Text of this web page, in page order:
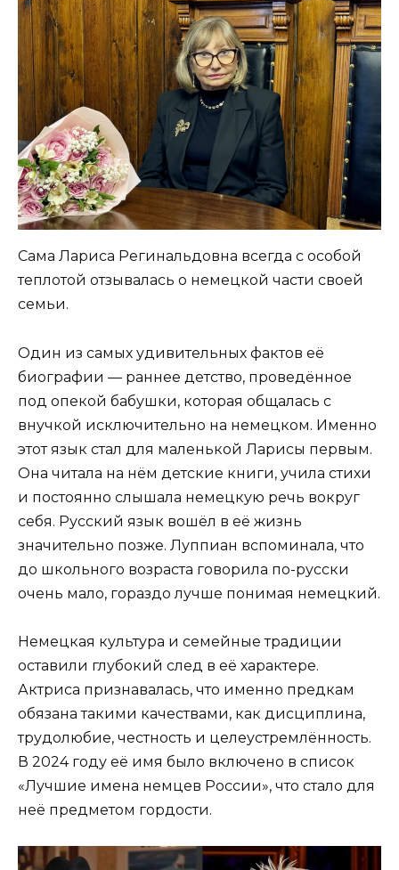
Сама Лариса Регинальдовна всегда с особой
теплотой отзывалась о немецкой части своей
семьи.
Один из самых удивительных фактов её
биографии — раннее детство, проведённое
под опекой бабушки, которая общалась с
внучкой исключительно на немецком. Именно
этот язык стал для маленькой Ларисы первым.
Она читала на нём детские книги, учила стихи
и постоянно слышала немецкую речь вокруг
себя. Русский язык вошёл в её жизнь
значительно позже. Луппиан вспоминала, что
до школьного возраста говорила по-русски
очень мало, гораздо лучше понимая немецкий.
Немецкая культура и семейные традиции
оставили глубокий след в её характере.
Актриса признавалась, что именно предкам
обязана такими качествами, как дисциплина,
трудолюбие, честность и целеустремлённость.
В 2024 году её имя было включено в список
«Лучшие имена немцев России», что стало для
неё предметом гордости.